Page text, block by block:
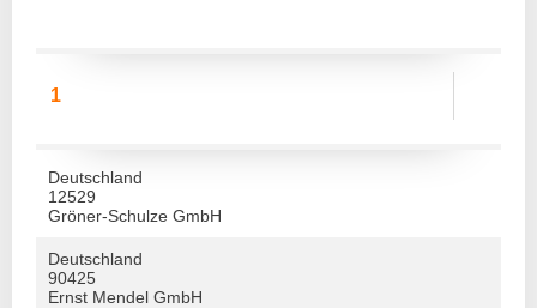
1
Deutschland
12529
Gröner-Schulze GmbH
Deutschland
90425
Ernst Mendel GmbH